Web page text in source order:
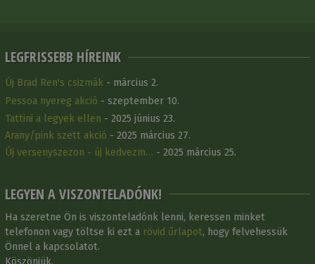
LEGFRISSEBB HÍREINK
Új Brad Ren's csizmák - március 2.
Pessoa nyereg akció - szeptember 10.
Tattini a legyek ellen - 2025 június 23.
Arany/pink szett akció - 2025 március 27.
Új versenyszezon - új kedvezm… - 2025 március 25.
LEGYEN A VISZONTELADÓNK!
Ha szeretne Ön is viszonteladónk lenni, keressen minket
telefonon vagy töltse ki ezt a rövid űrlapot, hogy felvehessük
Önnel a kapcsolatot.
Köszönjük.